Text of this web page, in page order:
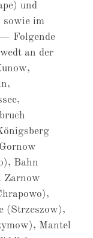
und
sowie im
Folgende
an der
Bahn
Zarnow
(Strzeszow),
Mantel